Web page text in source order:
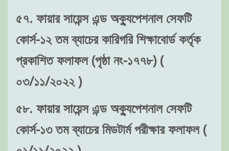
৫৭. ফায়ার সায়েন্স এন্ড অক্যুপেশনাল সেফটি
কোর্স-১২ তম ব্যাচের কারিগরি শিক্ষাবোর্ড কর্তৃক
প্রকাশিত ফলাফল (পৃষ্ঠা নং-১৭৭৮) (
০৩/১১/২০২২ )
৫৮. ফায়ার সায়েন্স এন্ড অক্যুপেশনাল সেফটি
কোর্স-১৩ তম ব্যাচের মিডটার্ম পরীক্ষার ফলাফল (